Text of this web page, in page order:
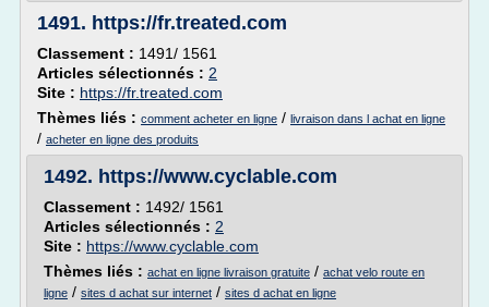
1491. https://fr.treated.com
Classement : 1491/ 1561
Articles sélectionnés : 2
Site : https://fr.treated.com
Thèmes liés : comment acheter en ligne / livraison dans l achat en ligne
/ acheter en ligne des produits
1492. https://www.cyclable.com
Classement : 1492/ 1561
Articles sélectionnés : 2
Site : https://www.cyclable.com
Thèmes liés : achat en ligne livraison gratuite / achat velo route en
ligne / sites d achat sur internet / sites d achat en ligne